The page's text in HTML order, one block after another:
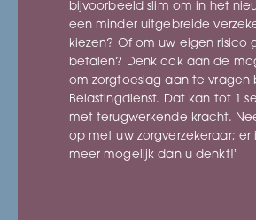
bijvoorbeeld slim om in het
een minder uitgebreide
kiezen? Of om uw eigen risico
betalen? Denk ook aan de
om zorgtoeslag aan te vragen
Belastingdienst. Dat kan tot 1
met terugwerkende kracht.
op met uw zorgverzekeraar; er
meer mogelijk dan u denkt!’